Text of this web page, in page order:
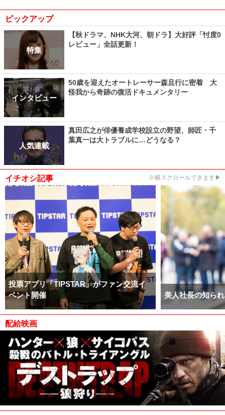
ピックアップ
特集
【秋ドラマ、NHK大河、朝ドラ】大好評「忖度0
レビュー」全話更新！
インタビュー
50歳を迎えたオートレーサー森且行に密着 大
怪我から奇跡の復活ドキュメンタリー
人気連載
真田広之が俳優養成学校設立の野望、師匠・千
葉真一は大トラブルに…どうなる？
イチオシ記事 ※横スクロールできます▶
投票アプリ「TIPSTAR」がファン交流イ
ベント開催
美人社長の知ら
配給映画